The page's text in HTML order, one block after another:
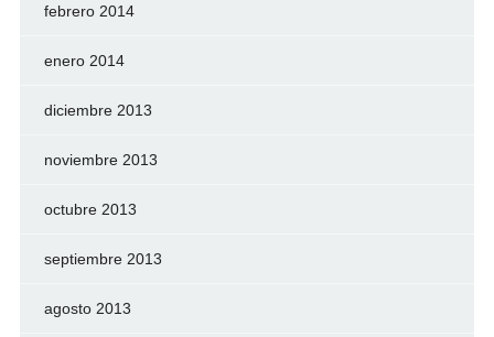
febrero 2014
enero 2014
diciembre 2013
noviembre 2013
octubre 2013
septiembre 2013
agosto 2013